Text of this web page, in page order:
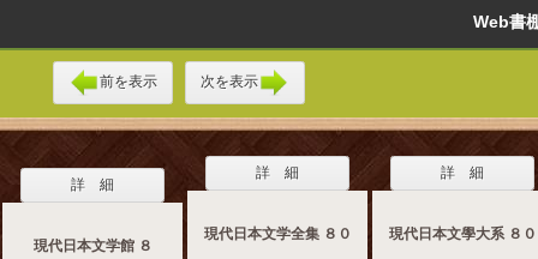
Web
前を表示 次を表示
詳 細
現代日本文学館 ８
詳 細
現代日本文学全集 ８０
詳 細
現代日本文學大系 ８０